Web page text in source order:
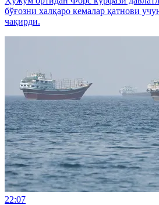
бўғозни халқаро кемалар қатнови
чақирди.
22:07